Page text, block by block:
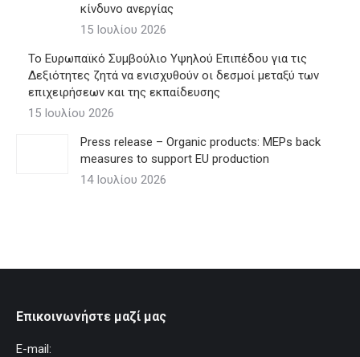
κίνδυνο ανεργίας
15 Ιουλίου 2026
Το Ευρωπαϊκό Συμβούλιο Υψηλού Επιπέδου για τις
Δεξιότητες ζητά να ενισχυθούν οι δεσμοί μεταξύ των
επιχειρήσεων και της εκπαίδευσης
15 Ιουλίου 2026
Press release – Organic products: MEPs back
measures to support EU production
14 Ιουλίου 2026
Επικοινωνήστε μαζί μας
E-mail: